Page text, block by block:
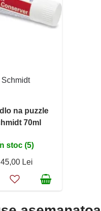
Schmidt
na puzzle
70ml
În stoc (5)
45,00 Lei